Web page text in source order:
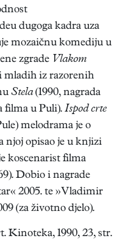
dugoga kadra uza
mozaičnu komediju u
zgrade Vlakom
mladih iz razorenih
Stela(1990, nagrada
filma u Puli). Ispod crte
melodrama je o
njoj opisao je u knjizi
koscenarist filma
Dobio i nagrade
2005. te »Vladimir
(za životno djelo).
Kinoteka, 1990, 23, str.